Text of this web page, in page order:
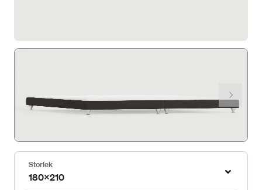
Storlek
180x210